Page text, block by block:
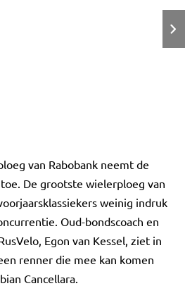
van Rabobank neemt de
De grootste wielerploeg van
weinig indruk
Oud-bondscoach en
Egon van Kessel, ziet in
renner die mee kan komen
Cancellara.